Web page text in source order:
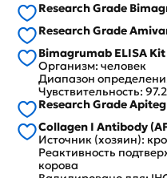
Research Grade
Research Grade
Bimagrumab ELISA Kit
Организм: человек
Диапазон
Чувствительность:
Research Grade
Collagen I Antibody
Источник (хозяин):
Реактивность
корова